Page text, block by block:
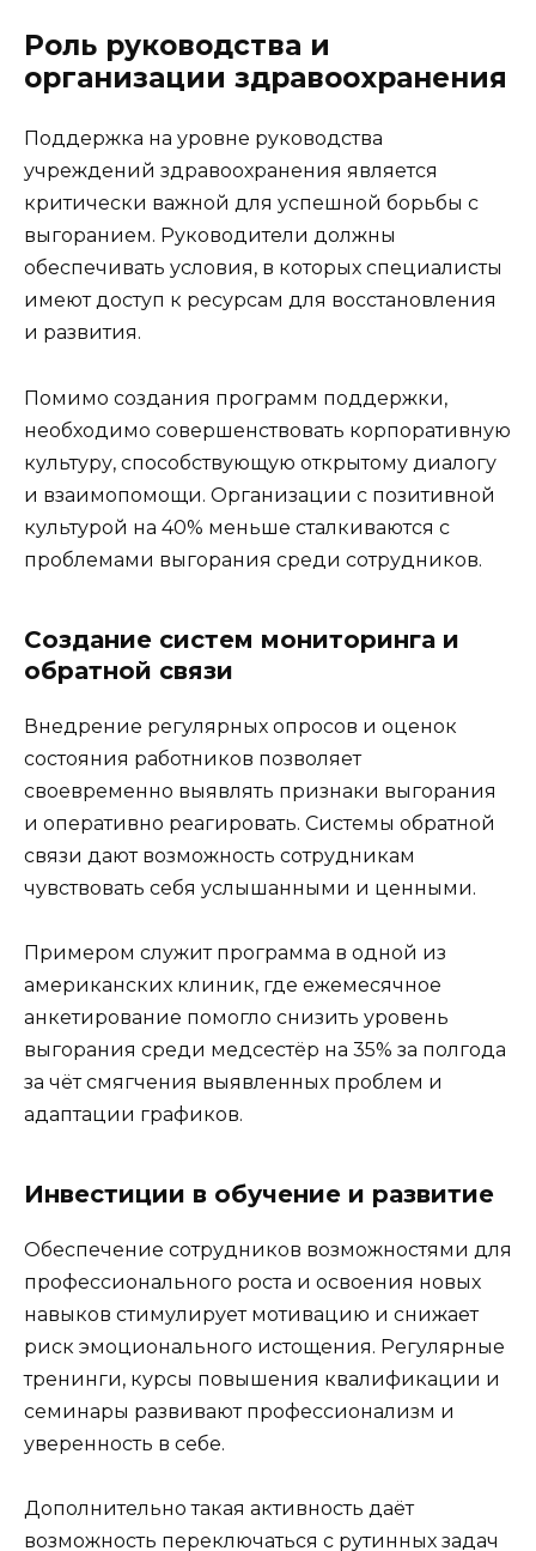
Роль руководства и
организации здравоохранения
Поддержка на уровне руководства
учреждений здравоохранения является
критически важной для успешной борьбы с
выгоранием. Руководители должны
обеспечивать условия, в которых специалисты
имеют доступ к ресурсам для восстановления
и развития.
Помимо создания программ поддержки,
необходимо совершенствовать корпоративную
культуру, способствующую открытому диалогу
и взаимопомощи. Организации с позитивной
культурой на 40% меньше сталкиваются с
проблемами выгорания среди сотрудников.
Создание систем мониторинга и
обратной связи
Внедрение регулярных опросов и оценок
состояния работников позволяет
своевременно выявлять признаки выгорания
и оперативно реагировать. Системы обратной
связи дают возможность сотрудникам
чувствовать себя услышанными и ценными.
Примером служит программа в одной из
американских клиник, где ежемесячное
анкетирование помогло снизить уровень
выгорания среди медсестёр на 35% за полгода
за чёт смягчения выявленных проблем и
адаптации графиков.
Инвестиции в обучение и развитие
Обеспечение сотрудников возможностями для
профессионального роста и освоения новых
навыков стимулирует мотивацию и снижает
риск эмоционального истощения. Регулярные
тренинги, курсы повышения квалификации и
семинары развивают профессионализм и
уверенность в себе.
Дополнительно такая активность даёт
возможность переключаться с рутинных задач